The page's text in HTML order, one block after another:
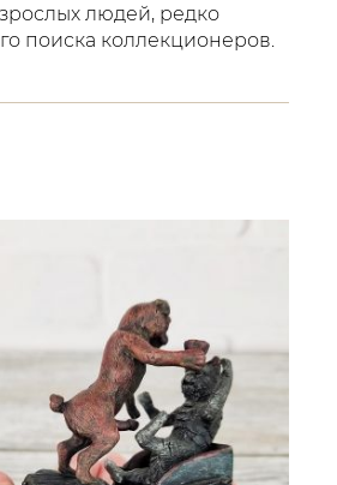
людей, редко
поиска коллекционеров.